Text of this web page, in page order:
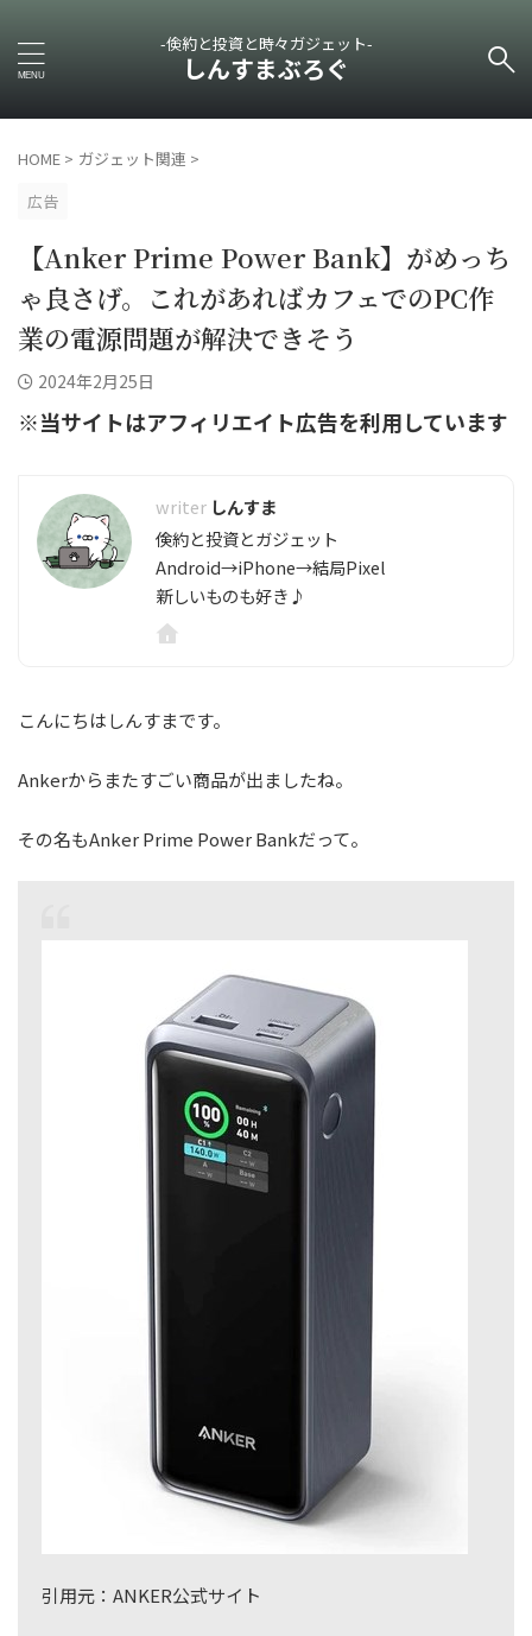
-倹約と投資と時々ガジェット-
しんすまぶろぐ
HOME > ガジェット関連 >
広告
【Anker Prime Power Bank】がめっち
ゃ良さげ。これがあればカフェでのPC作
業の電源問題が解決できそう
2024年2月25日
※当サイトはアフィリエイト広告を利用しています
しんすま
倹約と投資とガジェット
Android→iPhone→結局Pixel
新しいものも好き♪
こんにちはしんすまです。
Ankerからまたすごい商品が出ましたね。
その名もAnker Prime Power Bankだって。
引用元：ANKER公式サイト